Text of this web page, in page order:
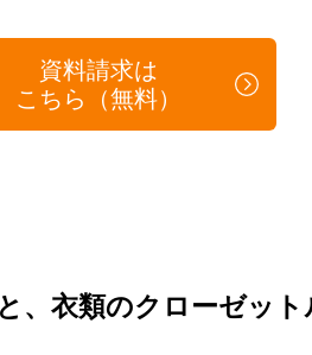
資料請求は
こちら（無料）
、衣類のクローゼット